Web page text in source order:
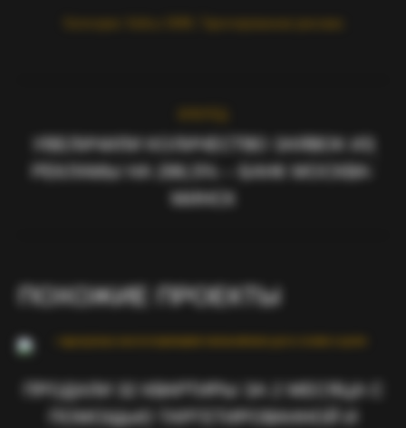
NAVIGATION
project:
УВЕЛИЧИЛИ КОЛИЧЕСТВО ЗАЯВОК ИЗ
РЕКЛАМЫ НА 286,5% – БАНК МОСКВА-
МИНСК
ПОХОЖИЕ ПРОЕКТЫ
ПРОДАЛИ 32 КВАРТИРЫ ЗА 2 МЕСЯЦА С
ПОМОЩЬЮ ТАРГЕТИРОВАННОЙ И